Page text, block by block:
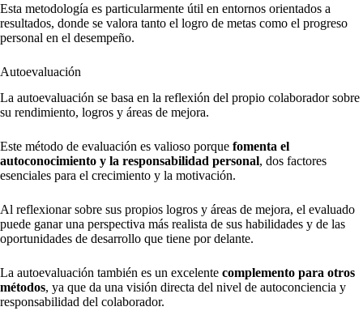
Esta metodología es particularmente útil en entornos orientados a
resultados, donde se valora tanto el logro de metas como el progreso
personal en el desempeño.
Autoevaluación
La autoevaluación se basa en la reflexión del propio colaborador sobre
su rendimiento, logros y áreas de mejora.
Este método de evaluación es valioso porque fomenta el
autoconocimiento y la responsabilidad personal, dos factores
esenciales para el crecimiento y la motivación.
Al reflexionar sobre sus propios logros y áreas de mejora, el evaluado
puede ganar una perspectiva más realista de sus habilidades y de las
oportunidades de desarrollo que tiene por delante.
La autoevaluación también es un excelente complemento para otros
métodos, ya que da una visión directa del nivel de autoconciencia y
responsabilidad del colaborador.